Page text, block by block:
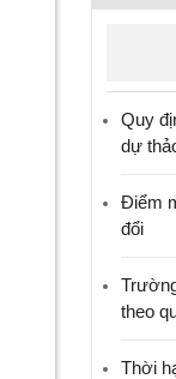
Quy
dự
Điểm
đổi
theo
Thời